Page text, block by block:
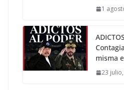
1
misma
23